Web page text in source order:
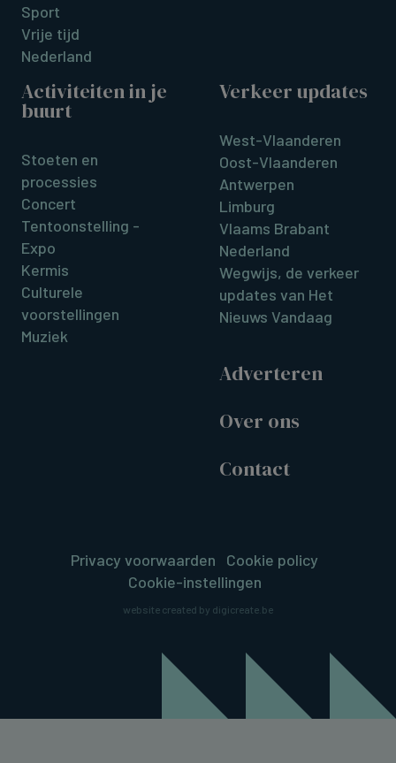
Sport
Vrije tijd
Nederland
Activiteiten in je
buurt
Stoeten en
processies
Concert
Tentoonstelling -
Expo
Kermis
Culturele
voorstellingen
Muziek
Verkeer updates
West-Vlaanderen
Oost-Vlaanderen
Antwerpen
Limburg
Vlaams Brabant
Nederland
Wegwijs, de verkeer
updates van Het
Nieuws Vandaag
Adverteren
Over ons
Contact
Privacy voorwaarden
Cookie policy
Cookie-instellingen
website created by digicreate.be